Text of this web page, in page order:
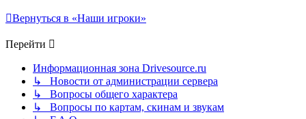
Вернуться в «Наши игроки»
Перейти
Информационная зона Drivesource.ru
↳ Новости от администрации сервера
↳ Вопросы общего характера
↳ Вопросы по картам, скинам и звукам